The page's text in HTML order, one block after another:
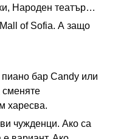
Народен театър…
of Sofia. А защо
бар Candy или
сменяте
харесва.
чужденци. Ако са